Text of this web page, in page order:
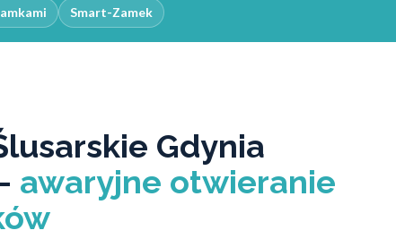
Smart-Zamek
Gdynia
awaryjne otwieranie